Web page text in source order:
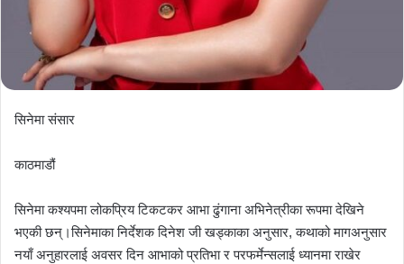
सिनेमा संसार
काठमाडौं
सिनेमा कश्यपमा लोकप्रिय टिकटकर आभा ढुंगाना अभिनेत्रीका रूपमा देखिने
भएकी छन्।सिनेमाका निर्देशक दिनेश जी खड्काका अनुसार, कथाको मागअनुसार
नयाँ अनुहारलाई अवसर दिन आभाको प्रतिभा र परफर्मेन्सलाई ध्यानमा राखेर